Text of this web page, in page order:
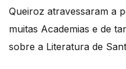
Queiroz atravessaram a
muitas Academias e de
sobre a Literatura de